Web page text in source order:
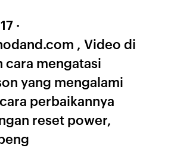
·
, Video di
cara mengatasi
yang mengalami
perbaikannya
reset power,